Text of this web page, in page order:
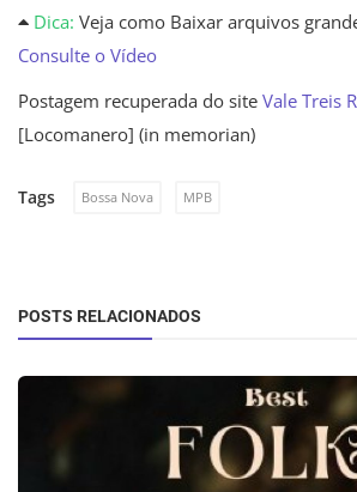
Dica: Veja como Baixar arquivos
Consulte o Vídeo
Postagem recuperada do site Vale Treis
[Locomanero] (in memorian)
Tags Bossa Nova MPB
POSTS RELACIONADOS